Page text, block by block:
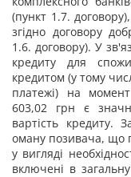
(пункт 1.7.
згідно договору
1.6. договору). У
кредиту для
кредитом (у тому
платежі) на
603,02 грн є
вартість кредиту.
оману позивача, що
у вигляді
включені в